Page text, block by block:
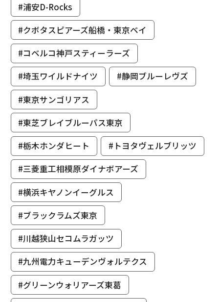
#浦安D-Rocks
#クボタスピアーズ船橋・東京ベイ
#コベルコ神戸スティーラーズ
#埼玉ワイルドナイツ
#静岡ブルーレヴズ
#東京サンゴリアス
#東芝ブレイブルーパス東京
#栃木ホンダヒート
#トヨタヴェルブリッツ
#三菱重工相模原ダイナボアーズ
#横浜キヤノンイーグルス
#ブラックラムズ東京
#川越狭山セコムラガッツ
#九州電力キューデンヴォルテクス
#グリーンウォリアーズ東葛